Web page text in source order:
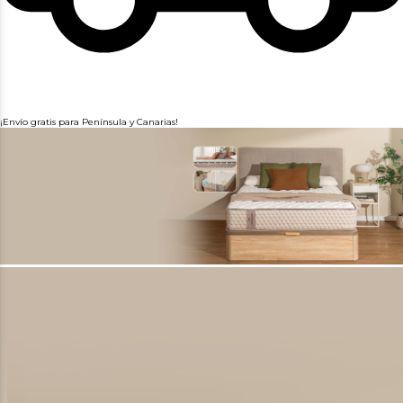
¡Envío gratis para Península y Canarias!